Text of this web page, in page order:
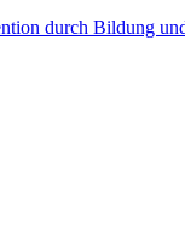
durch Bildung